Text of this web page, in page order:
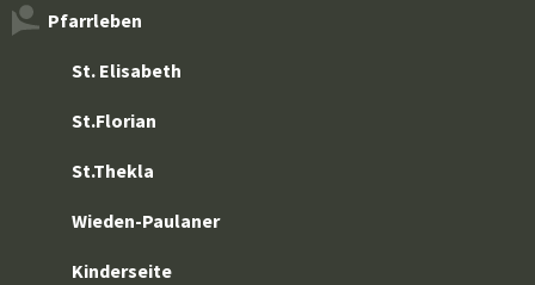
Pfarrleben
St. Elisabeth
St.Florian
St.Thekla
Wieden-Paulaner
Kinderseite